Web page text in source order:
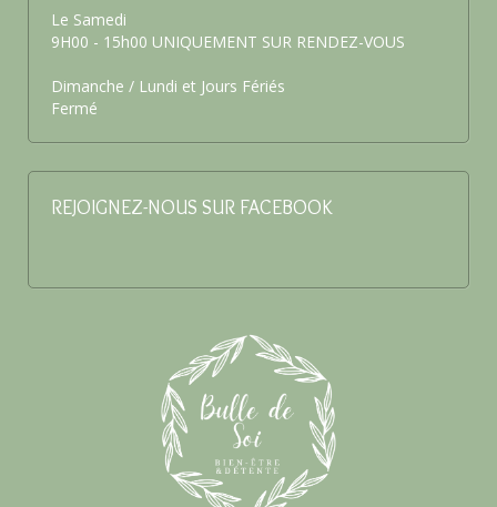
Le Samedi
9H00 - 15h00 UNIQUEMENT SUR RENDEZ-VOUS
Dimanche / Lundi et Jours Fériés
Fermé
REJOIGNEZ-NOUS SUR FACEBOOK